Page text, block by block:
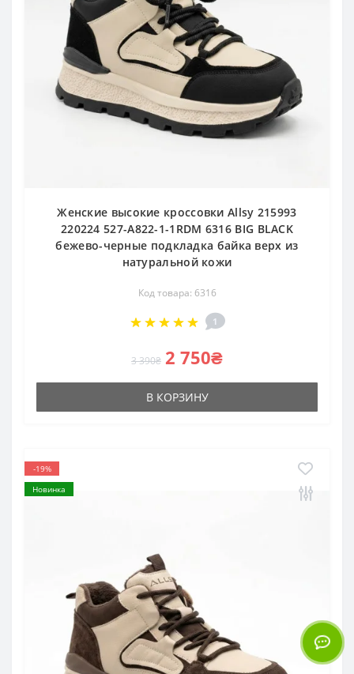
Женские высокие кроссовки Allsy 215993
220224 527-A822-1-1RDM 6316 BIG BLACK
бежево-черные подкладка байка верх из
натуральной кожи
Код товара: 6316
1
3 390₴ 2 750₴
В КОРЗИНУ
-19%
Новинка